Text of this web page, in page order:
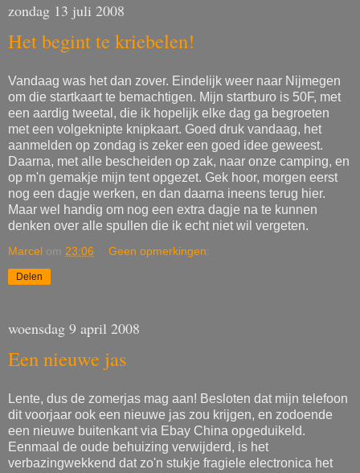
zondag 13 juli 2008
Het begint te kriebelen!
Vandaag was het dan zover. Eindelijk weer naar Nijmegen
om die startkaart te bemachtigen. Mijn startburo is 50F, met
een aardig tweetal, die ik hopelijk elke dag ga begroeten
met een volgeknipte knipkaart. Goed druk vandaag, het
aanmelden op zondag is zeker een goed idee geweest.
Daarna, met alle bescheiden op zak, naar onze camping, en
op m'n gemakje mijn tent opgezet. Gek hoor, morgen eerst
nog een dagje werken, en dan daarna ineens terug hier.
Maar wel handig om nog een extra dagje na te kunnen
denken over alle spullen die ik echt niet wil vergeten.
Marcel om 23:06 Geen opmerkingen:
Delen
woensdag 9 april 2008
Een nieuwe jas
Lente, dus de zomerjas mag aan! Besloten dat mijn telefoon
dit voorjaar ook een nieuwe jas zou krijgen, en zodoende
een nieuwe buitenkant via Ebay China opgeduikeld.
Eenmaal de oude behuizing verwijderd, is het
verbazingwekkend dat zo'n stukje fragiele electronica het